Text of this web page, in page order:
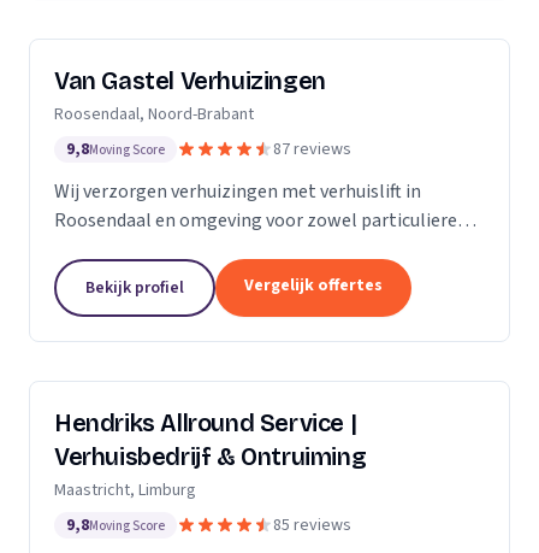
Van Gastel Verhuizingen
Roosendaal, Noord-Brabant
9,8Moving Score 87 reviews
Wij verzorgen verhuizingen met verhuislift in
Roosendaal en omgeving voor zowel particulieren
Bekijk profiel Vergelijk offertes
Hendriks Allround Service |
Verhuisbedrijf & Ontruiming
Maastricht, Limburg
9,8Moving Score 85 reviews